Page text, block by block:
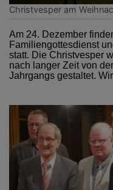
Christvesper am
Am 24. Dezember
Familiengottesdienst
statt. Die Christvesper
nach langer Zeit von
Jahrgangs gestaltet.